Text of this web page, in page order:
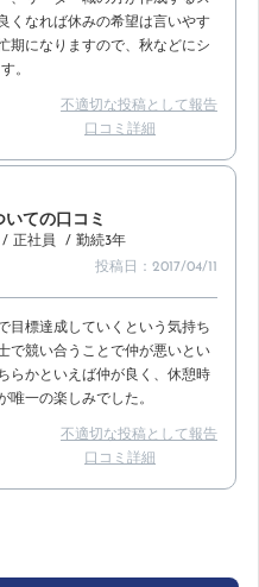
くなれば休みの希望は言いやす
期になりますので、秋などにシ
。
不適切な投稿として報告
口コミ詳細
ての口コミ
/ 正社員
/ 勤続3年
投稿日：2017/04/11
目標達成していくという気持ち
で競い合うことで仲が悪いとい
らかといえば仲が良く、休憩時
唯一の楽しみでした。
不適切な投稿として報告
口コミ詳細